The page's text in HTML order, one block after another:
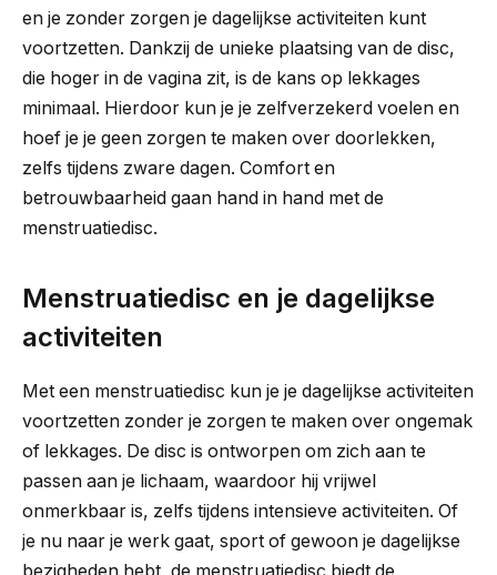
en je zonder zorgen je dagelijkse activiteiten kunt
voortzetten. Dankzij de unieke plaatsing van de disc,
die hoger in de vagina zit, is de kans op lekkages
minimaal. Hierdoor kun je je zelfverzekerd voelen en
hoef je je geen zorgen te maken over doorlekken,
zelfs tijdens zware dagen. Comfort en
betrouwbaarheid gaan hand in hand met de
menstruatiedisc.
Menstruatiedisc en je dagelijkse
activiteiten
Met een menstruatiedisc kun je je dagelijkse activiteiten
voortzetten zonder je zorgen te maken over ongemak
of lekkages. De disc is ontworpen om zich aan te
passen aan je lichaam, waardoor hij vrijwel
onmerkbaar is, zelfs tijdens intensieve activiteiten. Of
je nu naar je werk gaat, sport of gewoon je dagelijkse